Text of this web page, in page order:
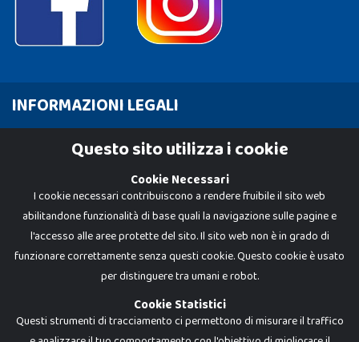
INFORMAZIONI LEGALI
Cookie PolicyQuesto sito utilizza i cookie
Cookie Necessari
I cookie necessari contribuiscono a rendere fruibile il sito web
abilitandone funzionalità di base quali la navigazione sulle pagine e
l'accesso alle aree protette del sito. Il sito web non è in grado di
funzionare correttamente senza questi cookie. Questo cookie è usato
per distinguere tra umani e robot.
Cookie Statistici
Questi strumenti di tracciamento ci permettono di misurare il traffico